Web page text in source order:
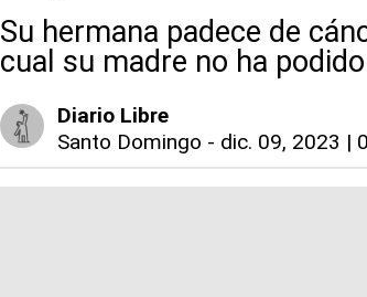
Su hermana padece de
cual su madre no ha
Diario Libre
Santo Domingo - dic. 09, 2023 |